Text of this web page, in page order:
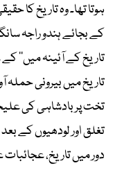
ہوتا تھا۔ وہ تاریخ کا
کے بجائے ہندو راجہ
تاریخ کے آئینہ میں‘‘
تاریخ میں بیرونی حملہ
تخت پر بادشاہی کی
تغلق اور لودھیوں کے
دور میں تاریخ،